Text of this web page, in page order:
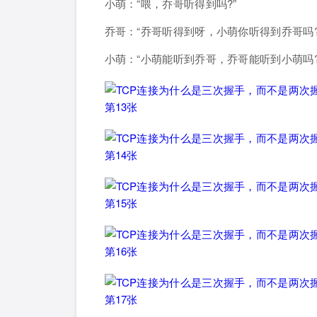
小萌：“喂，乔哥听得到吗?”
乔哥：“乔哥听得到呀，小萌你听得到乔哥吗
小萌：“小萌能听到乔哥，乔哥能听到小萌吗